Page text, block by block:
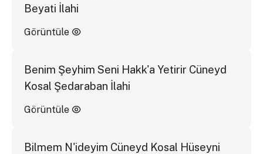
Beyati İlahi
Görüntüle
Benim Şeyhim Seni Hakk'a Yetirir Cüneyd
Kosal Şedaraban İlahi
Görüntüle
Bilmem N'ideyim Cüneyd Kosal Hüseyni